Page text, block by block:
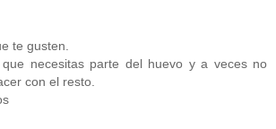
te gusten.
que necesitas parte del huevo y a veces no
con el resto.